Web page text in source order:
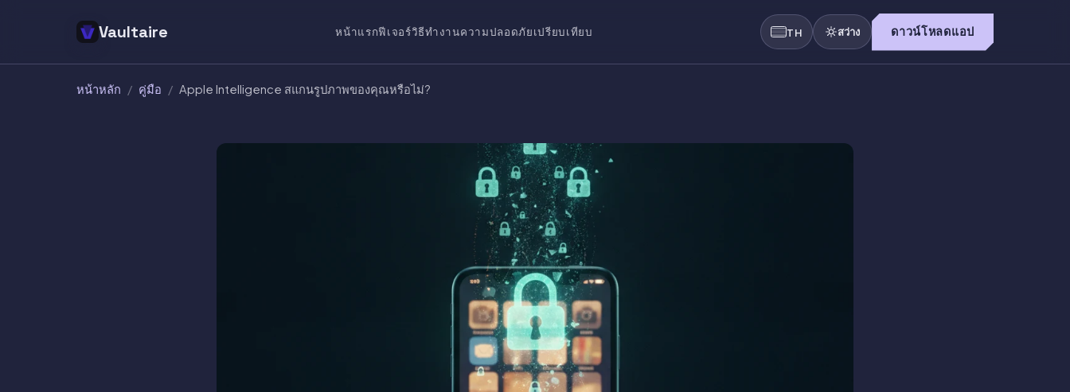
Vaultaire หน้าแรกฟีเจอร์วิธีทำงานความปลอดภัยเปรียบเทียบ TH สว่าง ดาวน์โหลดแอป
หน้าหลัก / คู่มือ / Apple Intelligence สแกนรูปภาพของคุณหรือไม่?